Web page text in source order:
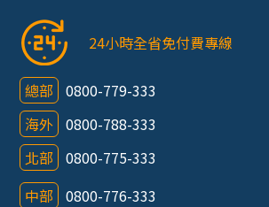
24小時全省免付費專線
總部
0800-779-333
海外 0800-788-333
北部
0800-775-333
中部
0800-776-333